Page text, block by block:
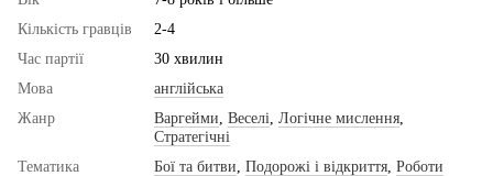
Кількість гравців
2-4
Час партії
30 хвилин
Мова
англійська
Жанр
Варгейми Веселі Логічне мислення
Стратегічні
Тематика
Бої та битви Подорожі і відкриття Роботи